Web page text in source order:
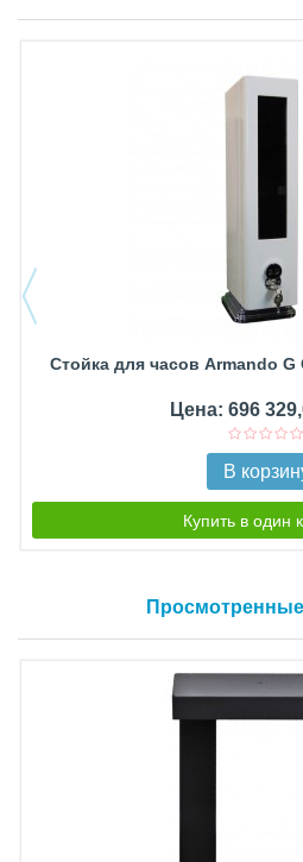
Стойка для часов Armando G
Цена: 696
В
Купить в один